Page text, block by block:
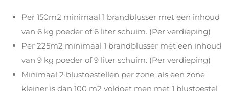
Per 150m2 minimaal 1 brandblusser met een inhoud
van 6 kg poeder of 6 liter schuim. (Per verdieping)
Per 225m2 minimaal 1 brandblusser met een inhoud
van 9 kg poeder of 9 liter schuim. (Per verdieping)
Minimaal 2 blustoestellen per zone; als een zone
kleiner is dan 100 m2 voldoet men met 1 blustoestel